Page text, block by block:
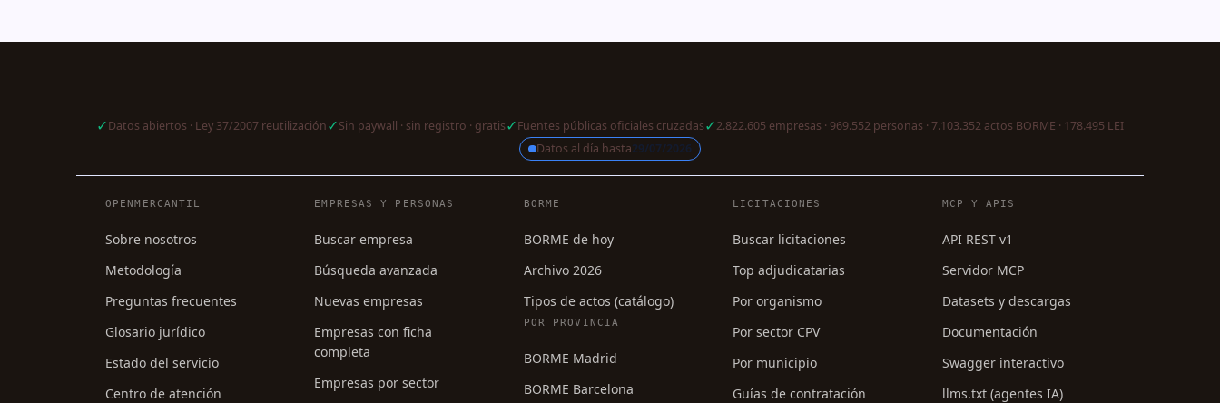
✓Datos abiertos · Ley 37/2007 reutilización✓Sin paywall · sin registro · gratis✓Fuentes públicas oficiales cruzadas✓2.822.605 empresas · 969.552 personas · 7.103.352 actos BORME · 178.495 LEI
Datos al día hasta29/07/2026
Navegación del pie de página
OPENMERCANTIL
Sobre nosotros
Metodología
Preguntas frecuentes
Glosario jurídico
Estado del servicio
Centro de atención
EMPRESAS Y PERSONAS
Buscar empresa
Búsqueda avanzada
Nuevas empresas
Empresas con ficha
completa
Empresas por sector
BORME
BORME de hoy
Archivo 2026
Tipos de actos (catálogo)
POR PROVINCIA
BORME Madrid
BORME Barcelona
LICITACIONES
Buscar licitaciones
Top adjudicatarias
Por organismo
Por sector CPV
Por municipio
Guías de contratación
MCP Y APIS
API REST v1
Servidor MCP
Datasets y descargas
Documentación
Swagger interactivo
llms.txt (agentes IA)